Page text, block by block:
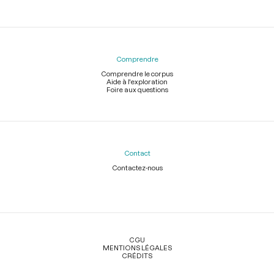
Comprendre
Comprendre le corpus
Aide à l'exploration
Foire aux questions
Contact
Contactez-nous
Légal
CGU
MENTIONS LÉGALES
CRÉDITS